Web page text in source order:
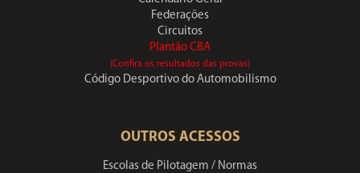
Federações
Circuitos
Plantão CBA
(Confira os resultados das provas)
Código Desportivo do Automobilismo
OUTROS ACESSOS
Escolas de Pilotagem / Normas